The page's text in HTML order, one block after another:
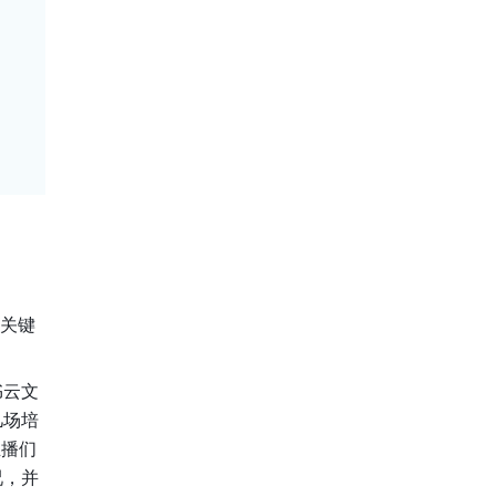
键
文
培
们
并